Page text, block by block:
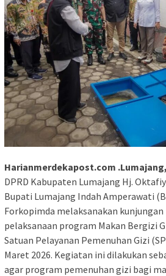
Harianmerdekapost.com
DPRD Kabupaten Lumajang Hj.
Bupati Lumajang Indah Amperawati
Forkopimda melaksanakan
pelaksanaan program Makan Bergizi
Satuan Pelayanan Pemenuhan Gizi
Maret 2026. Kegiatan ini dilakukan
agar program pemenuhan gizi bagi